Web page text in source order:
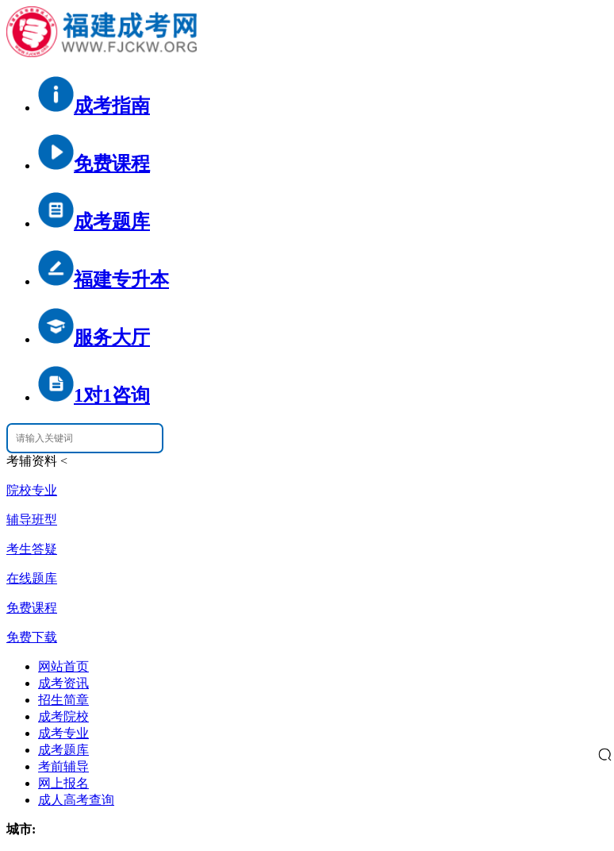
成考指南
免费课程
成考题库
福建专升本
服务大厅
1对1咨询
考辅资料 <
院校专业
辅导班型
考生答疑
在线题库
免费课程
免费下载
网站首页
成考资讯
招生简章
成考院校
成考专业
成考题库
考前辅导
网上报名
成人高考查询
城市: